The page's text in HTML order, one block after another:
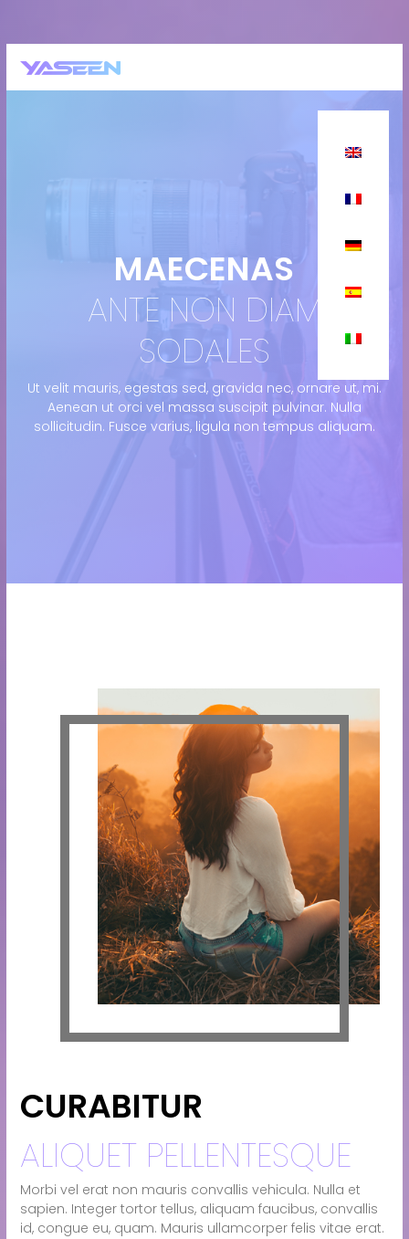
MAECENAS
ANTE NON DIAM
SODALES
Ut velit mauris, egestas sed, gravida nec, ornare ut, mi.
Aenean ut orci vel massa suscipit pulvinar. Nulla
sollicitudin. Fusce varius, ligula non tempus aliquam.
CURABITUR
ALIQUET PELLENTESQUE
Morbi vel erat non mauris convallis vehicula. Nulla et
sapien. Integer tortor tellus, aliquam faucibus, convallis
id, congue eu, quam. Mauris ullamcorper felis vitae erat.